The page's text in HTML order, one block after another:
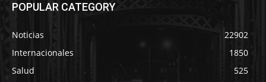
POPULAR CATEGORY
Noticias
22902
Internacionales
1850
Salud
525